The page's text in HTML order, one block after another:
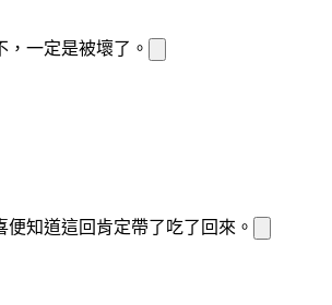
，一定是被壞了。
便知道這回肯定帶了吃了回來。